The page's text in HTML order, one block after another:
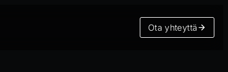
Ota yhteyttä